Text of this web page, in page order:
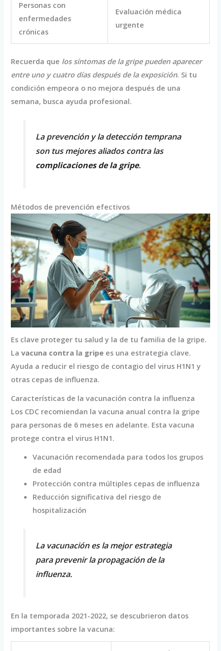
Personas con
enfermedades
crónicas
Evaluación médica
urgente
Recuerda que los síntomas de la gripe pueden aparecer
entre uno y cuatro días después de la exposición. Si tu
condición empeora o no mejora después de una
semana, busca ayuda profesional.
La prevención y la detección temprana
son tus mejores aliados contra las
complicaciones de la gripe.
Métodos de prevención efectivos
Es clave proteger tu salud y la de tu familia de la gripe.
Lavacuna contra la gripe es una estrategia clave.
Ayuda a reducir el riesgo de contagio del virus H1N1 y
otras cepas de influenza.
Características de la vacunación contra la influenza
Los CDC recomiendan la vacuna anual contra la gripe
para personas de 6 meses en adelante. Esta vacuna
protege contra el virus H1N1.
Vacunación recomendada para todos los grupos
de edad
Protección contra múltiples cepas de influenza
Reducción significativa del riesgo de
hospitalización
La vacunación es la mejor estrategia
para prevenir la propagación de la
influenza.
En la temporada 2021-2022, se descubrieron datos
importantes sobre la vacuna: